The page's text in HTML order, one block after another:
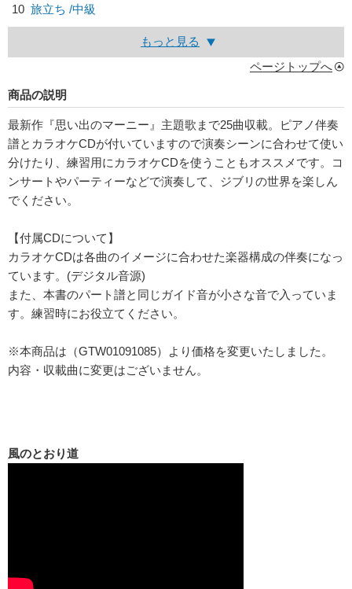
10 旅立ち /中級
もっと見る
ページトップへ
商品の説明
最新作『思い出のマーニー』主題歌まで25曲収載。ピアノ伴奏
譜とカラオケCDが付いていますので演奏シーンに合わせて使い
分けたり、練習用にカラオケCDを使うこともオススメです。コ
ンサートやパーティーなどで演奏して、ジブリの世界を楽しん
でください。
【付属CDについて】
カラオケCDは各曲のイメージに合わせた楽器構成の伴奏になっ
ています。(デジタル音源)
また、本書のパート譜と同じガイド音が小さな音で入っていま
す。練習時にお役立てください。
※本商品は（GTW01091085）より価格を変更いたしました。
内容・収載曲に変更はございません。
風のとおり道